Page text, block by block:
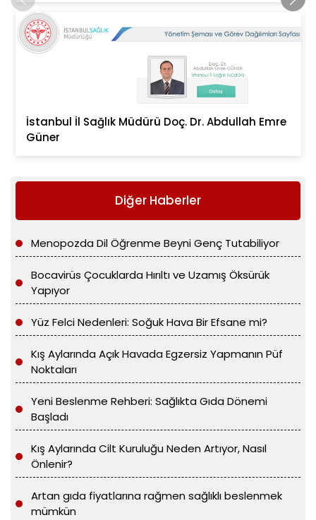
İstanbul İl Sağlık Müdürü Doç. Dr. Abdullah Emre
Güner
Diğer Haberler
Menopozda Dil Öğrenme Beyni Genç Tutabiliyor
Bocavirüs Çocuklarda Hırıltı ve Uzamış Öksürük
Yapıyor
Yüz Felci Nedenleri: Soğuk Hava Bir Efsane mi?
Kış Aylarında Açık Havada Egzersiz Yapmanın Püf
Noktaları
Yeni Beslenme Rehberi: Sağlıkta Gıda Dönemi
Başladı
Kış Aylarında Cilt Kuruluğu Neden Artıyor, Nasıl
Önlenir?
Artan gıda fiyatlarına rağmen sağlıklı beslenmek
mümkün